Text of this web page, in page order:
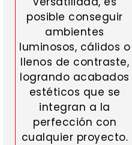
posible conseguir
ambientes
luminosos, cálidos o
llenos de contraste,
logrando acabados
estéticos que se
integran a la
perfección con
cualquier proyecto.